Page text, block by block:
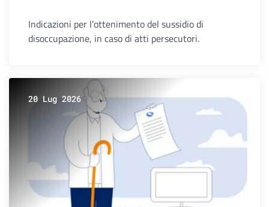
Indicazioni per l’ottenimento del sussidio di
disoccupazione, in caso di atti persecutori.
20 Lug 2026